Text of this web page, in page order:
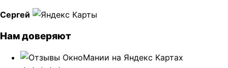
Сергей
Нам доверяют